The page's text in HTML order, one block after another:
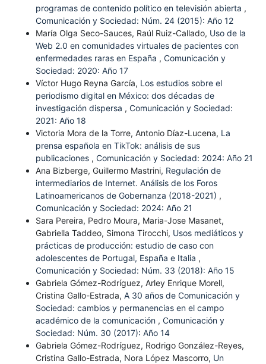
programas de contenido político en televisión abierta ,
Comunicación y Sociedad: Núm. 24 (2015): Año 12
María Olga Seco-Sauces, Raúl Ruiz-Callado, Uso de la
Web 2.0 en comunidades virtuales de pacientes con
enfermedades raras en España , Comunicación y
Sociedad: 2020: Año 17
Víctor Hugo Reyna García, Los estudios sobre el
periodismo digital en México: dos décadas de
investigación dispersa , Comunicación y Sociedad:
2021: Año 18
Victoria Mora de la Torre, Antonio Díaz-Lucena, La
prensa española en TikTok: análisis de sus
publicaciones , Comunicación y Sociedad: 2024: Año 21
Ana Bizberge, Guillermo Mastrini, Regulación de
intermediarios de Internet. Análisis de los Foros
Latinoamericanos de Gobernanza (2018-2021) ,
Comunicación y Sociedad: 2024: Año 21
Sara Pereira, Pedro Moura, Maria-Jose Masanet,
Gabriella Taddeo, Simona Tirocchi, Usos mediáticos y
prácticas de producción: estudio de caso con
adolescentes de Portugal, España e Italia ,
Comunicación y Sociedad: Núm. 33 (2018): Año 15
Gabriela Gómez-Rodríguez, Arley Enrique Morell,
Cristina Gallo-Estrada, A 30 años de Comunicación y
Sociedad: cambios y permanencias en el campo
académico de la comunicación , Comunicación y
Sociedad: Núm. 30 (2017): Año 14
Gabriela Gómez-Rodríguez, Rodrigo González-Reyes,
Cristina Gallo-Estrada, Nora López Mascorro, Un